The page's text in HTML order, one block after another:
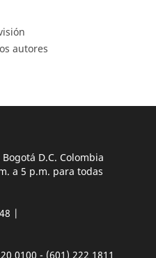
autores
D.C. Colombia
a 5 p.m. para todas
|
0100 - (601) 222 1811